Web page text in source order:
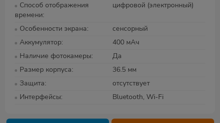
Способ отображения
времени
цифровой (электронный)
Особенности экрана
сенсорный
Аккумулятор
400 мАч
Наличие фотокамеры
Да
Размер корпуса
36.5 мм
Защита
отсутствует
Интерфейсы
Bluetooth, Wi-Fi